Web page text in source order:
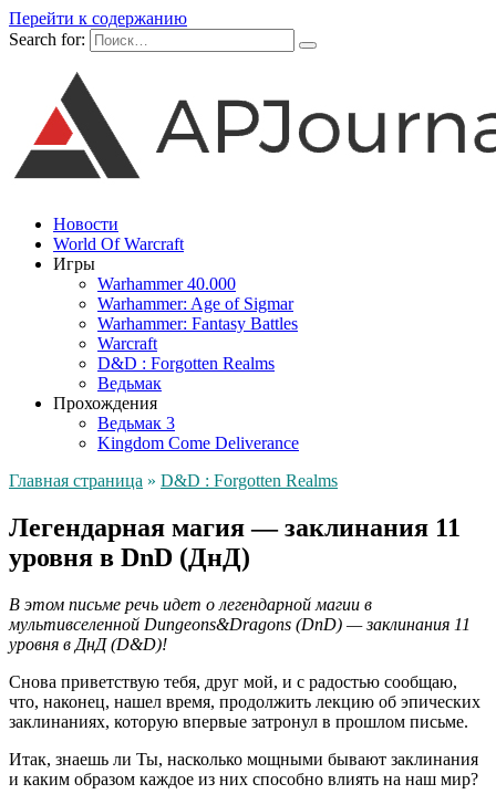
Перейти к содержанию
Search for:
Новости
World Of Warcraft
Игры
Warhammer 40.000
Warhammer: Age of Sigmar
Warhammer: Fantasy Battles
Warcraft
D&D : Forgotten Realms
Ведьмак
Прохождения
Ведьмак 3
Kingdom Come Deliverance
Главная страница » D&D : Forgotten Realms
Легендарная магия — заклинания 11
уровня в DnD (ДнД)
В этом письме речь идет о легендарной магии в
мультивселенной Dungeons&Dragons (DnD) — заклинания 11
уровня в ДнД (D&D)!
Снова приветствую тебя, друг мой, и с радостью сообщаю,
что, наконец, нашел время, продолжить лекцию об эпических
заклинаниях, которую впервые затронул в прошлом письме.
Итак, знаешь ли Ты, насколько мощными бывают заклинания
и каким образом каждое из них способно влиять на наш мир?